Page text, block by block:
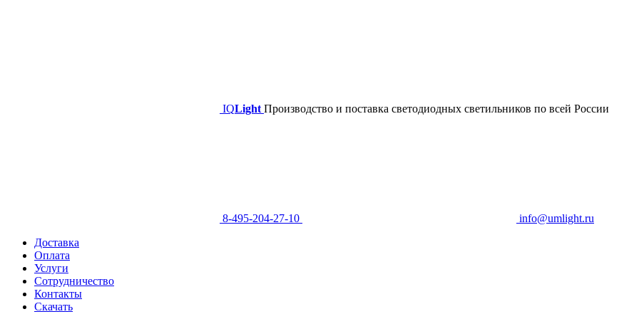
IQLight Производство и поставка светодиодных светильников по всей России
8-495-204-27-10
info@umlight.ru
Доставка
Оплата
Услуги
Сотрудничество
Контакты
Скачать